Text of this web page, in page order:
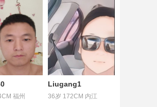
福州
Liugang1
36岁 172CM 内江